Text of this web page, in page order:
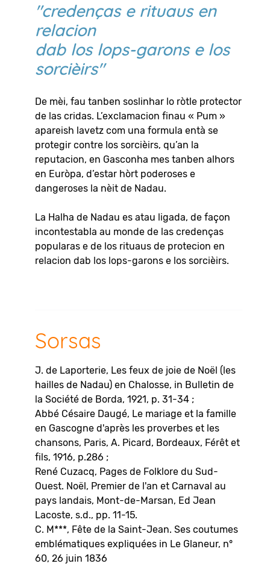
"credenças e rituaus en
relacion
dab los lops-garons e los
sorcièirs"
De mèi, fau tanben soslinhar lo ròtle protector
de las cridas. L’exclamacion finau « Pum »
apareish lavetz com una formula entà se
protegir contre los sorcièirs, qu’an la
reputacion, en Gasconha mes tanben alhors
en Euròpa, d’estar hòrt poderoses e
dangeroses la nèit de Nadau.
La Halha de Nadau es atau ligada, de façon
incontestabla au monde de las credenças
popularas e de los rituaus de protecion en
relacion dab los lops-garons e los sorcièirs.
Sorsas
J. de Laporterie, Les feux de joie de Noël (les
hailles de Nadau) en Chalosse, in Bulletin de
la Société de Borda, 1921, p. 31-34 ;
Abbé Césaire Daugé, Le mariage et la famille
en Gascogne d'après les proverbes et les
chansons, Paris, A. Picard, Bordeaux, Férêt et
fils, 1916, p.286 ;
René Cuzacq, Pages de Folklore du Sud-
Ouest. Noël, Premier de l'an et Carnaval au
pays landais, Mont-de-Marsan, Ed Jean
Lacoste, s.d., pp. 11-15.
C. M***, Fête de la Saint-Jean. Ses coutumes
emblématiques expliquées in Le Glaneur, n°
60, 26 juin 1836